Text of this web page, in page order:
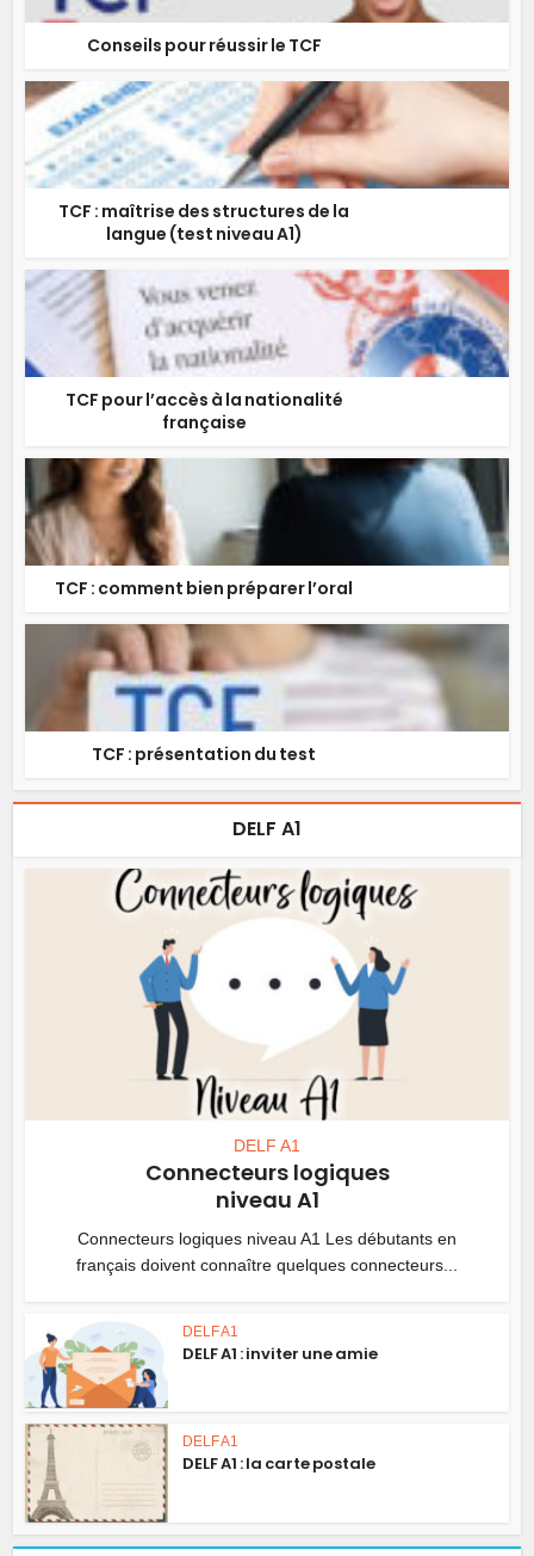
Conseils pour réussir le TCF
TCF : maîtrise des structures de la
langue (test niveau A1)
TCF pour l’accès à la nationalité
française
TCF : comment bien préparer l’oral
TCF : présentation du test
DELF A1
DELF A1
Connecteurs logiques
niveau A1
Connecteurs logiques niveau A1 Les débutants en
français doivent connaître quelques connecteurs...
DELF A1
DELF A1 : inviter une amie
DELF A1
DELF A1 : la carte postale